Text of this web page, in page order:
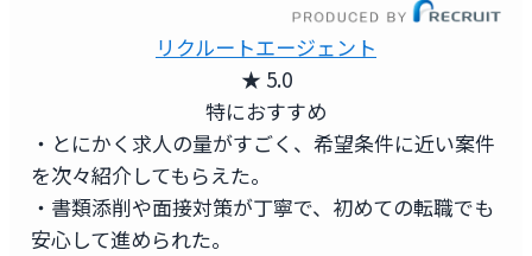
リクルートエージェント
★ 5.0
特におすすめ
・とにかく求人の量がすごく、希望条件に近い案件
を次々紹介してもらえた。
・書類添削や面接対策が丁寧で、初めての転職でも
安心して進められた。